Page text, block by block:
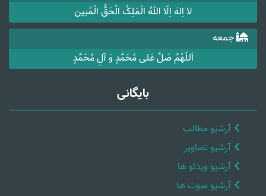
لا اِلهَ اِلّا اللهُ الْمَلِکُ الْحَقُّ الْمُبین
جمعه
اَللّهُمَّ صَلِّ عَلی مُحَمَّدٍ وَ آلِ مُحَمَّدٍ
بایگانی
آرشیو مطالب
آرشیو تصاویر
آرشیو ویدئو ها
آرشیو صوت ها